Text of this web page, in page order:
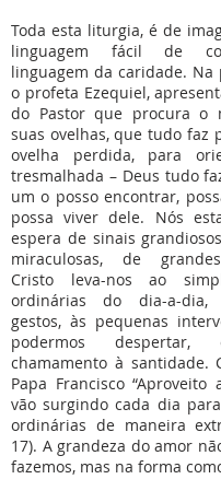
Toda esta liturgia, é de
linguagem fácil de
linguagem da caridade.
o profeta Ezequiel,
do Pastor que procura o
suas ovelhas, que tudo faz
ovelha perdida, para
tresmalhada – Deus tudo
um o posso encontrar,
possa viver dele. Nós
espera de sinais
miraculosas, de
Cristo leva-nos ao
ordinárias do dia-a-dia,
gestos, às pequenas
podermos
chamamento à santidade.
Papa Francisco “Aproveito
vão surgindo cada dia
ordinárias de maneira
17). A grandeza do amor
fazemos, mas na forma